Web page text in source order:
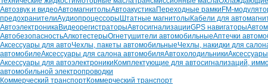
Автозвук и видеоАвтомагнитолыАвтоакустикаПереходные рамки FM-
предохранителиАудиопроцессоры Штатные магнитолы Кабели для
АвтоэлектроникаВидеорегистраторыАвтосигнализацииGPS навигаторы
АвтобезопасностьАлкотестерыОгнетушители автомобильныеАптечки
Аксессуары для автоЧехлы, пакеты автомобильныеЧехлы, накидки для
автомобилеАксессуары для салона автомобиляАвтохолодильники
Аксессуары для автоэлектроники Комплектующие для автосигнализаций,
автомобильной электропроводки
Коммерческий транспортКоммерческий транспорт